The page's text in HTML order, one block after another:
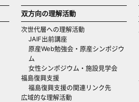
双方向の理解活動
次世代層への理解活動
JAIF出前講座
原産Web勉強会・原産シンポジウ
ム
女性シンポジウム・施設見学会
福島復興支援
福島復興支援の関連リンク先
広域的な理解活動